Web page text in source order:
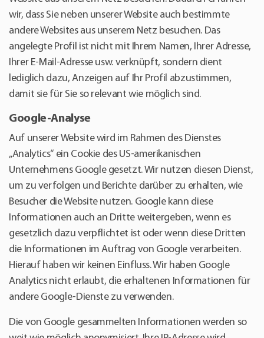
wir, dass Sie neben unserer Website auch bestimmte
andere Websites aus unserem Netz besuchen. Das
angelegte Profil ist nicht mit Ihrem Namen, Ihrer Adresse,
Ihrer E-Mail-Adresse usw. verknüpft, sondern dient
lediglich dazu, Anzeigen auf Ihr Profil abzustimmen,
damit sie für Sie so relevant wie möglich sind.
Google-Analyse
Auf unserer Website wird im Rahmen des Dienstes
„Analytics“ ein Cookie des US-amerikanischen
Unternehmens Google gesetzt. Wir nutzen diesen Dienst,
um zu verfolgen und Berichte darüber zu erhalten, wie
Besucher die Website nutzen. Google kann diese
Informationen auch an Dritte weitergeben, wenn es
gesetzlich dazu verpflichtet ist oder wenn diese Dritten
die Informationen im Auftrag von Google verarbeiten.
Hierauf haben wir keinen Einfluss. Wir haben Google
Analytics nicht erlaubt, die erhaltenen Informationen für
andere Google-Dienste zu verwenden.
Die von Google gesammelten Informationen werden so